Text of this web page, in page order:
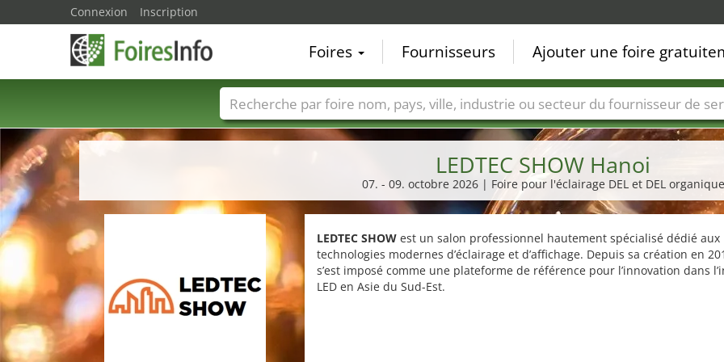
LEDTEC SHOW Hanoi
07. - 09. octobre 2026 | Foire pour l'éclairage DEL et DEL organique
LEDTEC SHOWest un salon professionnel hautement spécialisé dédié aux
technologies modernes d’éclairage et d’affichage. Depuis sa création en
s’est imposé comme une plateforme de référence pour l’innovation dans
LED en Asie du Sud-Est.
Connexion Inscription
Foires Fournisseurs Ajouter une foire
Foire noms Pays Villes Secteurs de foire Secteurs du fournisseur de